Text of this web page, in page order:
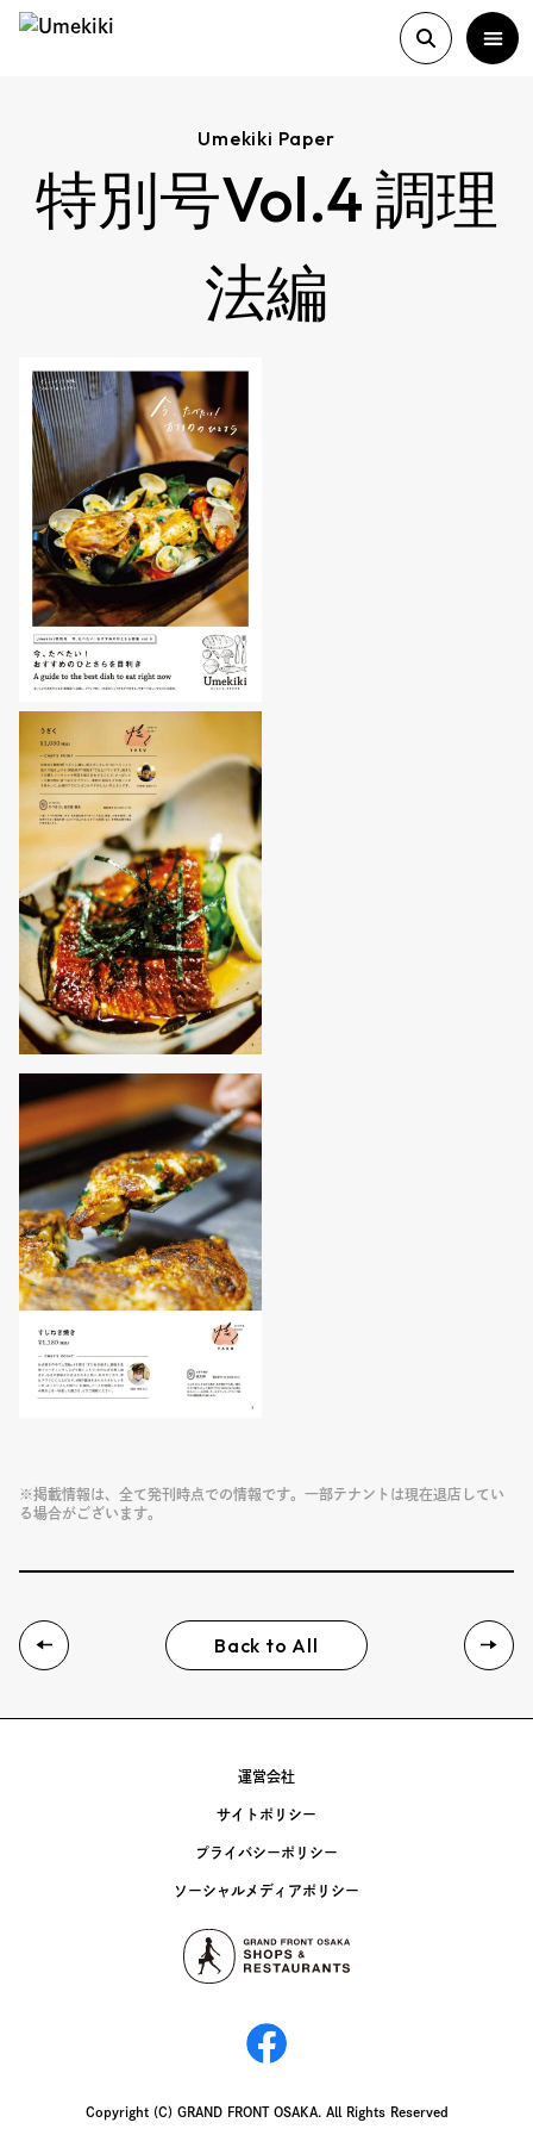
About
Column
Paper
Event
Umekiki木曜マルシェ
限定フェア
Copyright (C) GRAND FRONT OSAKA. All Rights Reserved
Umekiki Paper
特別号Vol.4 調理
法編
※掲載情報は、全て発刊時点での情報です。一部テナントは現在退店してい
る場合がございます。
Back to All
運営会社
サイトポリシー
プライバシーポリシー
ソーシャルメディアポリシー
Copyright (C) GRAND FRONT OSAKA. All Rights Reserved